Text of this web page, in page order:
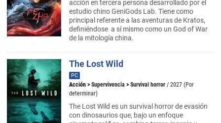
acción en tercera persona desarrollado por el
estudio chino GeniGods Lab. Tiene como
principal referente a las aventuras de Kratos,
definiéndose a sí mismo como un God of War
de la mitología china.
The Lost Wild
PC
Acción > Supervivencia > Survival horror / 2027 (Por
determinar)
The Lost Wild es un survival horror de evasión
con dinosaurios que, bajo un enfoque